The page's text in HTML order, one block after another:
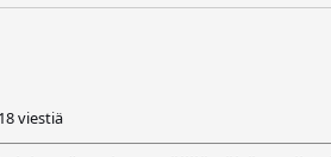
viestiä